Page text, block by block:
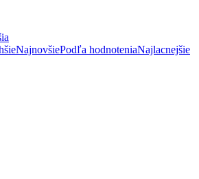
NajnovšiePodľa hodnoteniaNajlacnejšie